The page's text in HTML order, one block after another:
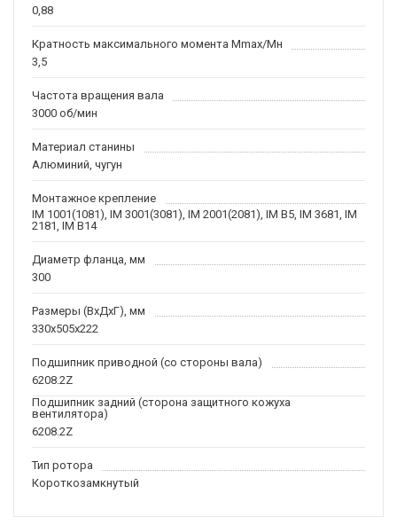
0,88
Кратность максимального момента Mmax/Мн
3,5
Частота вращения вала
3000 об/мин
Материал станины
Алюминий, чугун
Монтажное крепление
IM 1001(1081), IM 3001(3081), IM 2001(2081), IM B5, IM 3681, IM
2181, IM B14
Диаметр фланца, мм
300
Размеры (ВхДхГ), мм
330x505x222
Подшипник приводной (со стороны вала)
6208.2Z
Подшипник задний (сторона защитного кожуха
вентилятора)
6208.2Z
Тип ротора
Короткозамкнутый